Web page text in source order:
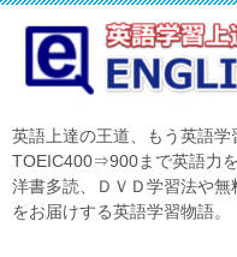
英語上達の王道、もう英語
TOEIC400⇒900まで英語力
洋書多読、ＤＶＤ学習法や
をお届けする英語学習物語。